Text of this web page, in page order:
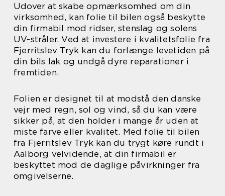
Udover at skabe opmærksomhed om din
virksomhed, kan folie til bilen også beskytte
din firmabil mod ridser, stenslag og solens
UV-stråler. Ved at investere i kvalitetsfolie fra
Fjerritslev Tryk kan du forlænge levetiden på
din bils lak og undgå dyre reparationer i
fremtiden.
Folien er designet til at modstå den danske
vejr med regn, sol og vind, så du kan være
sikker på, at den holder i mange år uden at
miste farve eller kvalitet. Med folie til bilen
fra Fjerritslev Tryk kan du trygt køre rundt i
Aalborg velvidende, at din firmabil er
beskyttet mod de daglige påvirkninger fra
omgivelserne.